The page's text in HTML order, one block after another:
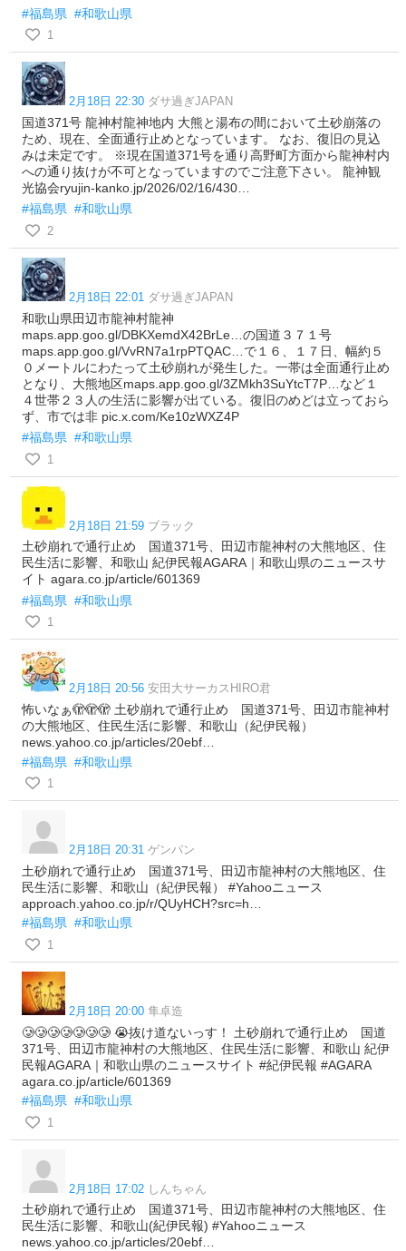
#福島県 #和歌山県
1
2月18日 22:30 ダサ過ぎJAPAN
国道371号 龍神村龍神地内 大熊と湯布の間において土砂崩落の
ため、現在、全面通行止めとなっています。 なお、復旧の見込
みは未定です。 ※現在国道371号を通り高野町方面から龍神村内
への通り抜けが不可となっていますのでご注意下さい。 龍神観
光協会ryujin-kanko.jp/2026/02/16/430…
#福島県 #和歌山県
2
2月18日 22:01 ダサ過ぎJAPAN
和歌山県田辺市龍神村龍神
maps.app.goo.gl/DBKXemdX42BrLe…の国道３７１号
maps.app.goo.gl/VvRN7a1rpPTQAC…で１６、１７日、幅約５
０メートルにわたって土砂崩れが発生した。一帯は全面通行止め
となり、大熊地区maps.app.goo.gl/3ZMkh3SuYtcT7P…など１
４世帯２３人の生活に影響が出ている。復旧のめどは立っておら
ず、市では非 pic.x.com/Ke10zWXZ4P
#福島県 #和歌山県
1
2月18日 21:59 ブラック
土砂崩れで通行止め 国道371号、田辺市龍神村の大熊地区、住
民生活に影響、和歌山 紀伊民報AGARA｜和歌山県のニュースサ
イト agara.co.jp/article/601369
#福島県 #和歌山県
1
2月18日 20:56 安田大サーカスHIRO君
怖いなぁ🫣🫣🫣 土砂崩れで通行止め 国道371号、田辺市龍神村
の大熊地区、住民生活に影響、和歌山（紀伊民報）
news.yahoo.co.jp/articles/20ebf…
#福島県 #和歌山県
1
2月18日 20:31 ゲンパン
土砂崩れで通行止め 国道371号、田辺市龍神村の大熊地区、住
民生活に影響、和歌山（紀伊民報） #Yahooニュース
approach.yahoo.co.jp/r/QUyHCH?src=h…
#福島県 #和歌山県
1
2月18日 20:00 隼卓造
🥲🥲🥲🥲🥲🥲🥲 😭抜け道ないっす！ 土砂崩れで通行止め 国道
371号、田辺市龍神村の大熊地区、住民生活に影響、和歌山 紀伊
民報AGARA｜和歌山県のニュースサイト #紀伊民報 #AGARA
agara.co.jp/article/601369
#福島県 #和歌山県
1
2月18日 17:02 しんちゃん
土砂崩れで通行止め 国道371号、田辺市龍神村の大熊地区、住
民生活に影響、和歌山(紀伊民報) #Yahooニュース
news.yahoo.co.jp/articles/20ebf…